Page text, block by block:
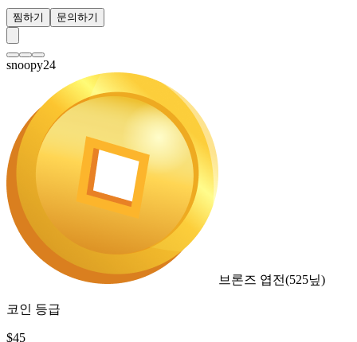
찜하기 문의하기
snoopy24
브론즈 엽전(525닢)
코인 등급
$45